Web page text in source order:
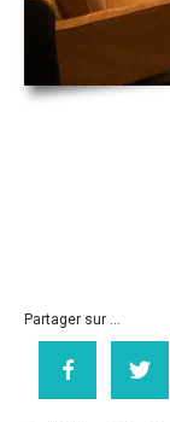
Partager sur ...